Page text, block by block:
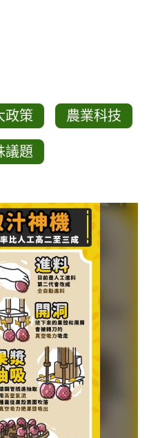
政策 農業科技
議題